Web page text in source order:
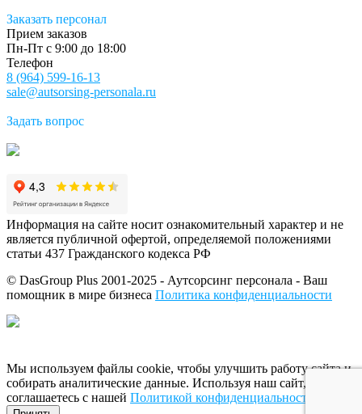
Заказать персонал
Прием заказов
Пн-Пт с 9:00 до 18:00
Телефон
8 (964) 599-16-13
sale@autsorsing-personala.ru
Задать вопрос
Информация на сайте носит ознакомительный характер и не
является публичной офертой, определяемой положениями
статьи 437 Гражданского кодекса РФ
© DasGroup Plus 2001-2025 - Аутсорсинг персонала - Ваш
помощник в мире бизнеса Политика конфиденциальности
Мы используем файлы cookie, чтобы улучшить работу сайта и
собирать аналитические данные. Используя наш сайт, вы
соглашаетесь с нашей Политикой конфиденциальности